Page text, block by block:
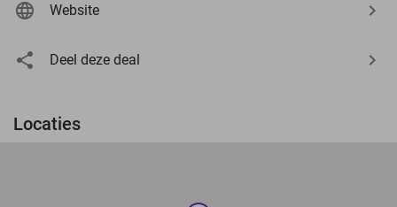
Website
Deel deze deal
Locaties